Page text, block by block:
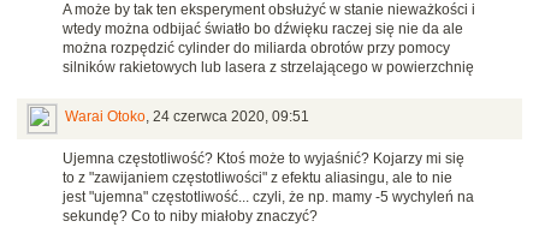
A może by tak ten eksperyment obsłużyć w stanie nieważkości i
wtedy można odbijać światło bo dźwięku raczej się nie da ale
można rozpędzić cylinder do miliarda obrotów przy pomocy
silników rakietowych lub lasera z strzelającego w powierzchnię
Warai Otoko, 24 czerwca 2020, 09:51
Ujemna częstotliwość? Ktoś może to wyjaśnić? Kojarzy mi się
to z "zawijaniem częstotliwości" z efektu aliasingu, ale to nie
jest "ujemna" częstotliwość... czyli, że np. mamy -5 wychyleń na
sekundę? Co to niby miałoby znaczyć?